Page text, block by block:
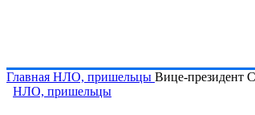
Главная НЛО, пришельцы Вице-президент
НЛО, пришельцы